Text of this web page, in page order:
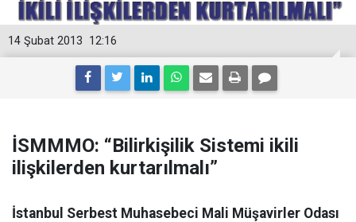
12:16
14 Şubat 2013
İSMMMO: “Bilirkişilik Sistemi ikili
ilişkilerden kurtarılmalı”
İstanbul Serbest Muhasebeci Mali Müşavirler Odası